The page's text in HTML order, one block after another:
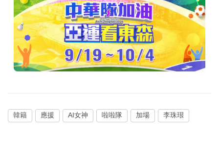
韓籍 應援 AI女神 啦啦隊 加場 李珠珢